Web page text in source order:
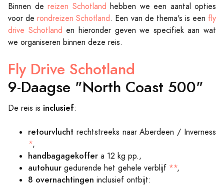
Binnen de reizen Schotland hebben we een aantal opties
voor derondreizen Schotland. Een van de thema's is een fly
drive Schotland en hieronder geven we specifiek aan wat
we organiseren binnen deze reis.
Fly Drive Schotland
9-Daagse "North Coast 500"
De reis is inclusief:
retourvlucht rechtstreeks naar Aberdeen / Inverness
*,
handbagagekoffer a 12 kg pp.,
autohuur gedurende het gehele verblijf **,
8 overnachtingen inclusief ontbijt: